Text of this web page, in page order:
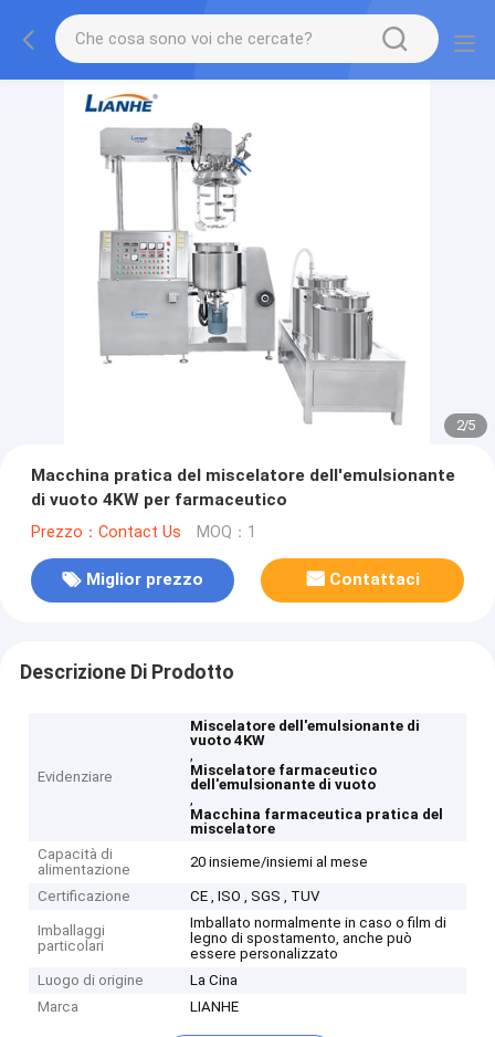
2/5
Macchina pratica del miscelatore dell'emulsionante
di vuoto 4KW per farmaceutico
Prezzo：Contact Us MOQ：1
Miglior prezzo Contattaci
Descrizione Di Prodotto
Evidenziare
Miscelatore dell'emulsionante di
vuoto 4KW
,
Miscelatore farmaceutico
dell'emulsionante di vuoto
,
Macchina farmaceutica pratica del
miscelatore
Capacità di
alimentazione
20 insieme/insiemi al mese
Certificazione CE , ISO , SGS , TUV
Imballaggi
particolari
Imballato normalmente in caso o film di
legno di spostamento, anche può
essere personalizzato
Luogo di origine
La Cina
Marca
LIANHE